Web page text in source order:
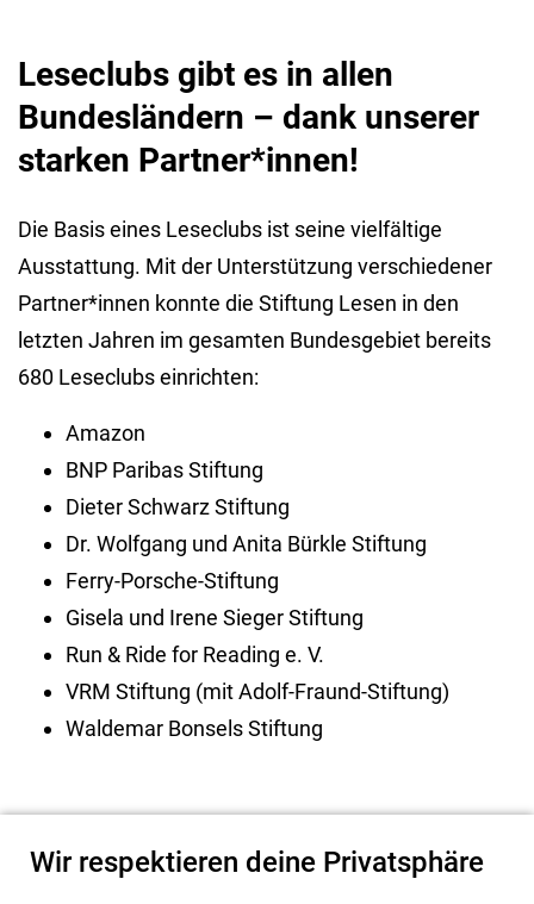
Leseclubs gibt es in allen
Bundesländern – dank unserer
starken Partner*innen!
Die Basis eines Leseclubs ist seine vielfältige
Ausstattung. Mit der Unterstützung verschiedener
Partner*innen konnte die Stiftung Lesen in den
letzten Jahren im gesamten Bundesgebiet bereits
680 Leseclubs einrichten:
Amazon
BNP Paribas Stiftung
Dieter Schwarz Stiftung
Dr. Wolfgang und Anita Bürkle Stiftung
Ferry-Porsche-Stiftung
Gisela und Irene Sieger Stiftung
Run & Ride for Reading e. V.
VRM Stiftung (mit Adolf-Fraund-Stiftung)
Waldemar Bonsels Stiftung
Wir respektieren deine Privatsphäre